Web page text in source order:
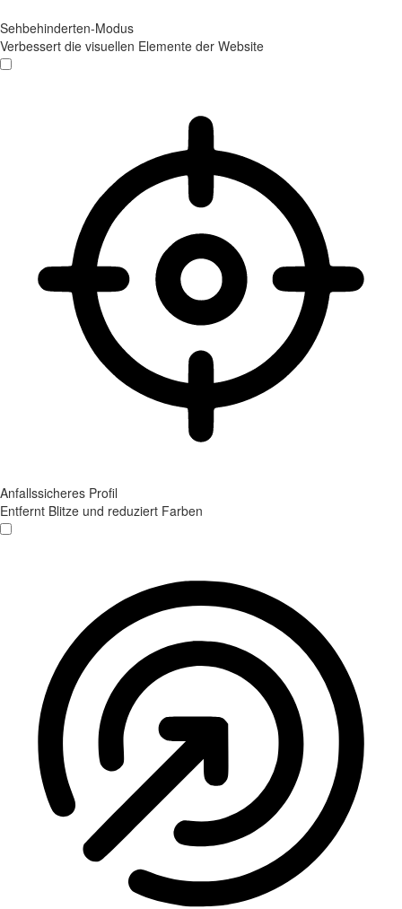
Sehbehinderten-Modus
Verbessert die visuellen Elemente der Website
Anfallssicheres Profil
Entfernt Blitze und reduziert Farben